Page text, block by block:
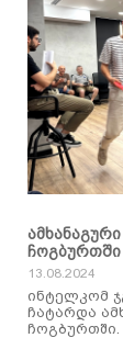
ჩოგბურთში
13.08.2024
ინტელკომ
ჩატარდა
ჩოგბურთში.